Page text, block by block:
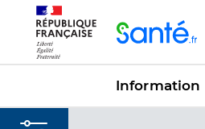
Information
Panneau de gestion des cookies